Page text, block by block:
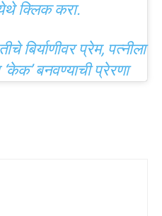
क्लिक करा.
बिर्याणीवर प्रेम, पत्नीला
बनवण्याची प्रेरणा